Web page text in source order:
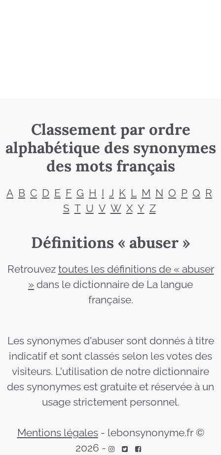
Classement par ordre
alphabétique des synonymes
des mots français
A B C D E F G H I J K L M N O P Q R
S T U V W X Y Z
Définitions « abuser »
Retrouvez toutes les définitions de « abuser
» dans le dictionnaire de La langue
française.
Les synonymes d'abuser sont donnés à titre
indicatif et sont classés selon les votes des
visiteurs. L'utilisation de notre dictionnaire
des synonymes est gratuite et réservée à un
usage strictement personnel.
Mentions légales- lebonsynonyme.fr ©
2026 -